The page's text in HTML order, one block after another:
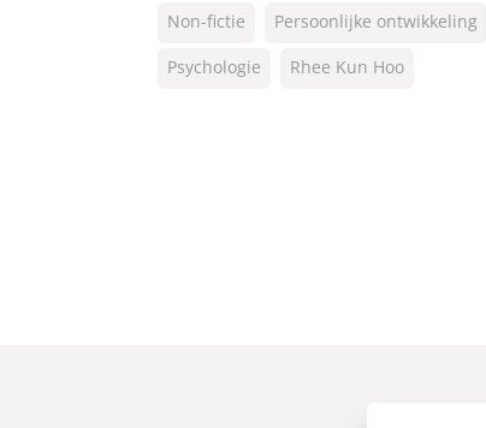
NUR:
770
Type:
E-book
Non-fictie Persoonlijke ontwikkeling
Psychologie
Rhee Kun Hoo